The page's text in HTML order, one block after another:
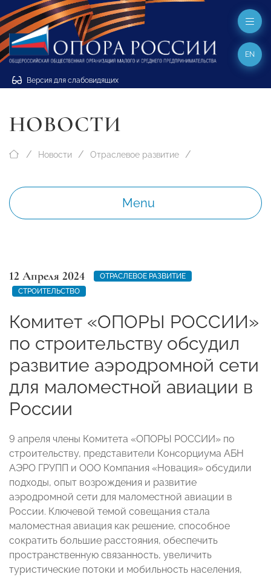
Версия для слабовидящих
EN
НОВОСТИ
Новости Отраслевое развитие
Menu
12 Апреля 2024
ОТРАСЛЕВОЕ РАЗВИТИЕ
СТРОИТЕЛЬСТВО
Комитет «ОПОРЫ РОССИИ»
по строительству обсудил
развитие аэродромной сети
для маломестной авиации в
России
9 апреля члены Комитета «ОПОРЫ РОССИИ» по
строительству, представители Консорциума АБН
АЭРО ГРУПП и ООО Компания «Новация» обсудили
подходы, опыт возрождения и развитие
аэродромной сети для маломестной авиации в
России. Ключевой темой совещания стала
маломестная авиация как решение, способное
сократить большие расстояния, обеспечить
пространственную связанность, увеличить
туристические потоки и мобильность населения,